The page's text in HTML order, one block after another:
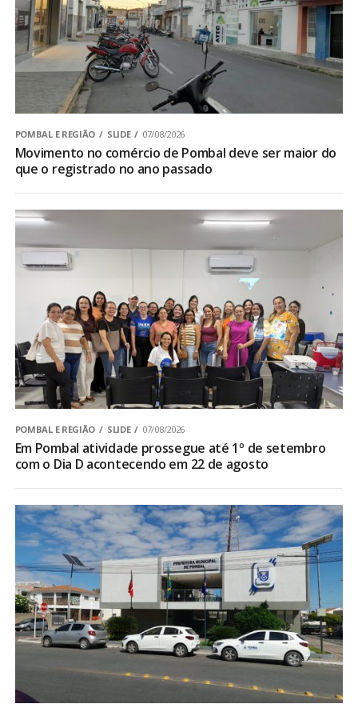
POMBAL E REGIÃO SLIDE 07/08/2026
Movimento no comércio de Pombal deve ser maior do
que o registrado no ano passado
POMBAL E REGIÃO SLIDE 07/08/2026
Em Pombal atividade prossegue até 1º de setembro
com o Dia D acontecendo em 22 de agosto